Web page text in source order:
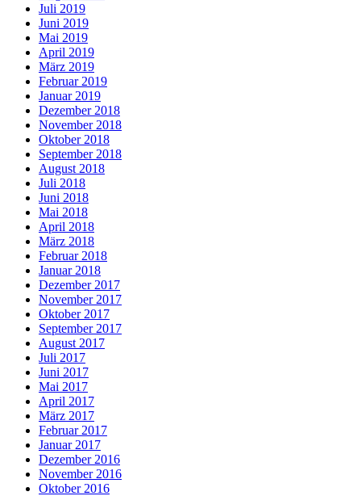
Juli 2019
Juni 2019
Mai 2019
April 2019
März 2019
Februar 2019
Januar 2019
Dezember 2018
November 2018
Oktober 2018
September 2018
August 2018
Juli 2018
Juni 2018
Mai 2018
April 2018
März 2018
Februar 2018
Januar 2018
Dezember 2017
November 2017
Oktober 2017
September 2017
August 2017
Juli 2017
Juni 2017
Mai 2017
April 2017
März 2017
Februar 2017
Januar 2017
Dezember 2016
November 2016
Oktober 2016